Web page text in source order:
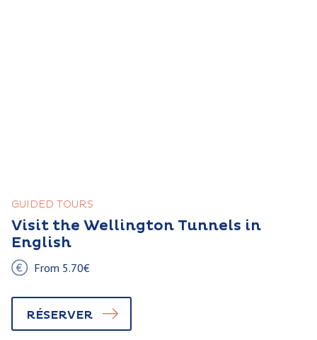
GUIDED TOURS
Visit the Wellington Tunnels in
English
From 5.70€
RÉSERVER